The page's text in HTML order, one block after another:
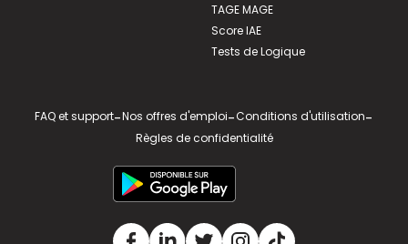
TAGE MAGE
Score IAE
Tests de Logique
FAQ et support-Nos offres d'emploi-Conditions d'utilisation-
Règles de confidentialité